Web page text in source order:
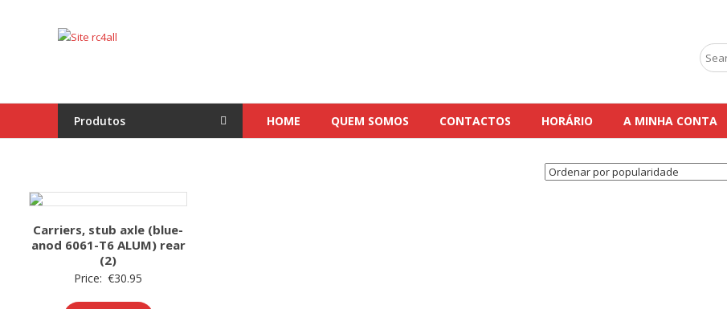
Site
Absima,
Carson
marcas
Search
for:
Produtos HOME QUEM SOMOS CONTACTOS HORÁRIO A MINHA CONTA
Carriers, stub axle (blue-
anod 6061-T6 ALUM) rear
(2)
Price: €30.95